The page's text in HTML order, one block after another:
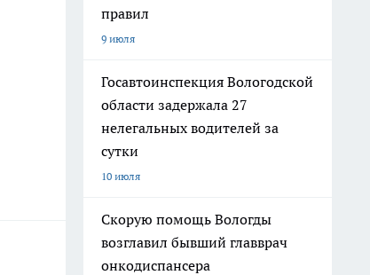
правил
9 июля
Госавтоинспекция Вологодской
области задержала 27
нелегальных водителей за
сутки
10 июля
Скорую помощь Вологды
возглавил бывший главврач
онкодиспансера